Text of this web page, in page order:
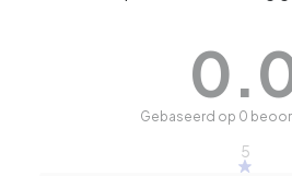
Gebaseerd op 0
5